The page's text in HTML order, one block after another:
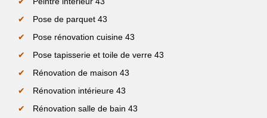
Pose de parquet 43
Pose rénovation cuisine 43
Pose tapisserie et toile de verre 43
Rénovation de maison 43
Rénovation intérieure 43
Rénovation salle de bain 43